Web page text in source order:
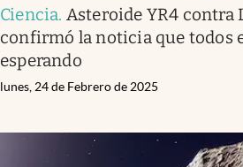
Ciencia. Asteroide YR4 contra
confirmó la noticia que todos
esperando
lunes, 24 de Febrero de 2025